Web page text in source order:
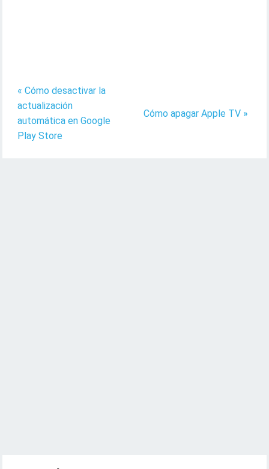
« Cómo desactivar la
actualización
automática en Google
Play Store
Cómo apagar Apple TV »